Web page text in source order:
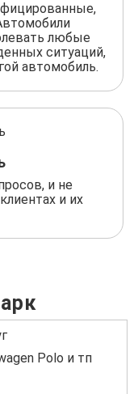
любые
ситуаций,
автомобиль.
и не
и их
Polo и тп